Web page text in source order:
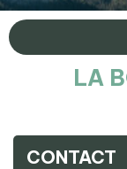
LA
CONTACT